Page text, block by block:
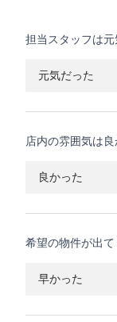
担当スタッフは
元気だった
店内の雰囲気は
良かった
希望の物件が出
早かった